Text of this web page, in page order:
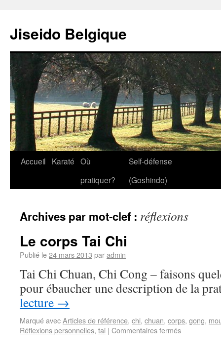
Jiseido Belgique
Accueil Karaté Où
pratiquer?
Self-défense
(Goshindo)
Archives par mot-clef : réflexions
Le corps Tai Chi
Publié le24 mars 2013 paradmin
Tai Chi Chuan, Chi Cong – faisons
pour ébaucher une description de la
lecture →
Marqué avecArticles de référence, chi, chuan, corps, gong,
Réflexions personnelles, tai | Commentaires fermés